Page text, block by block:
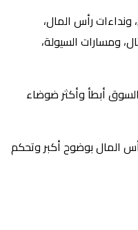
رأس المال،
ومسارات السيولة،
أبطأ وأكثر ضوضاء
المال بوضوح أكبر وتحكم